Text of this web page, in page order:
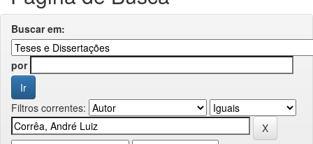
Buscar em:
por
Filtros correntes: